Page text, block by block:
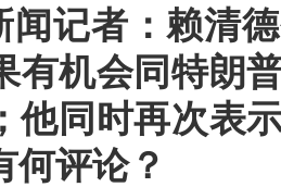
闻记者：赖清
有机会同特朗
他同时再次表
何评论？